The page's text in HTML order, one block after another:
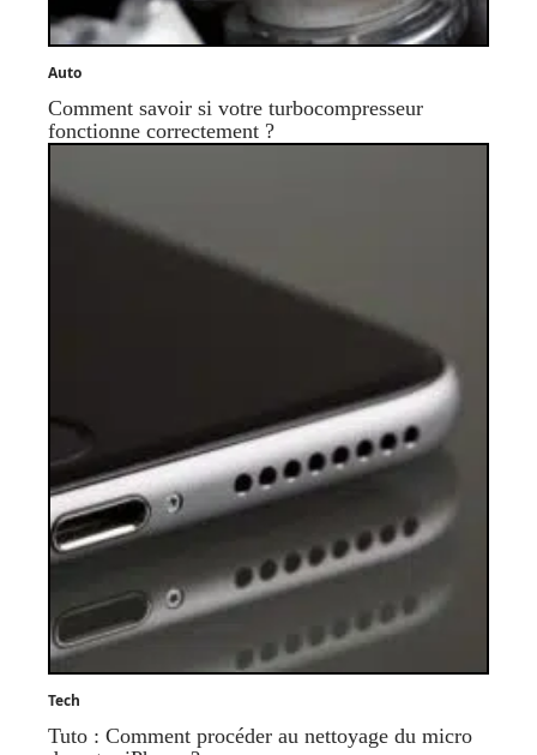
Auto
Comment savoir si votre turbocompresseur
fonctionne correctement ?
Tech
Tuto : Comment procéder au nettoyage du micro